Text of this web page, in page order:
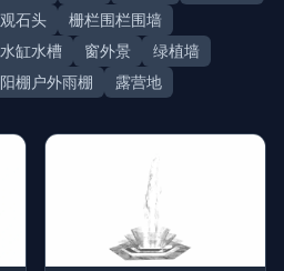
石头
栅栏围栏围墙
水缸水槽 窗外景
绿植墙
棚户外雨棚 露营地